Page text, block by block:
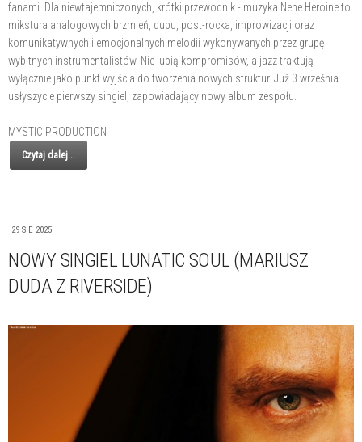
fanami. Dla niewtajemniczonych, krótki przewodnik - muzyka Nene Heroine to
mikstura analogowych brzmień, dubu, post-rocka, improwizacji oraz
komunikatywnych i emocjonalnych melodii wykonywanych przez grupę
wybitnych instrumentalistów. Nie lubią kompromisów, a jazz traktują
wyłącznie jako punkt wyjścia do tworzenia nowych struktur. Już 3 września
usłyszycie pierwszy singiel, zapowiadający nowy album zespołu.
MYSTIC PRODUCTION
Czytaj dalej...
29 SIE 2025
NOWY SINGIEL LUNATIC SOUL (MARIUSZ
DUDA Z RIVERSIDE)